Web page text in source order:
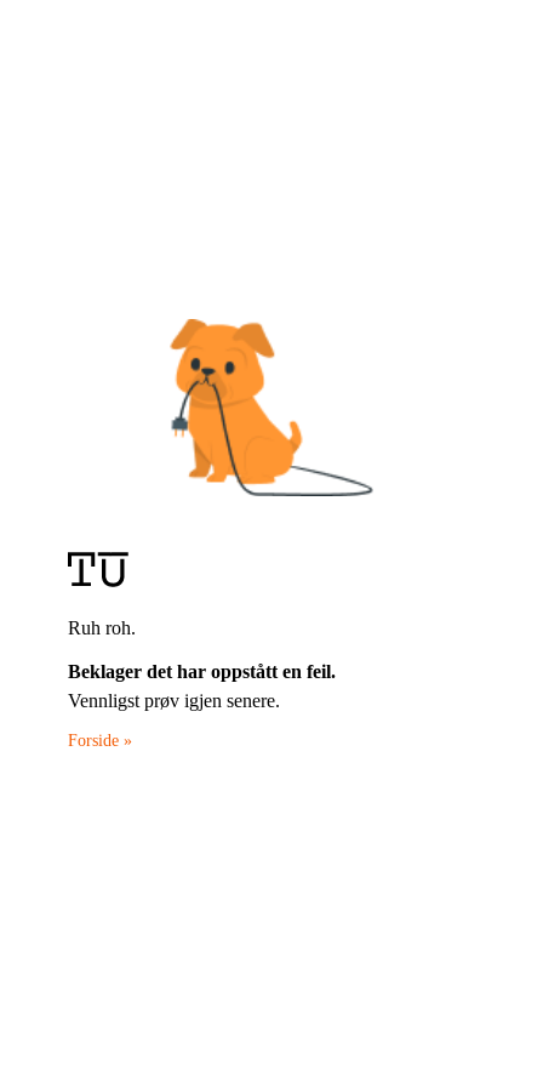
Ruh roh.
Beklager det har oppstått en feil.
Vennligst prøv igjen senere.
Forside »